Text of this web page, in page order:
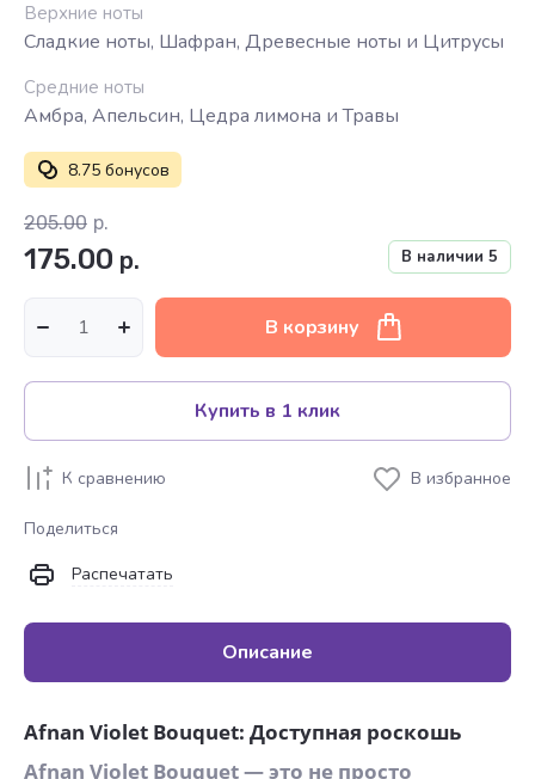
Верхние ноты
Сладкие ноты, Шафран, Древесные ноты и Цитрусы
Средние ноты
Амбра, Апельсин, Цедра лимона и Травы
8.75 бонусов
В наличии 5
205.00 р.
175.00 р.
В корзину
Купить в 1 клик
К сравнению В избранное
Поделиться
Распечатать
Описание
Afnan Violet Bouquet: Доступная роскошь
Afnan Violet Bouquet — это не просто